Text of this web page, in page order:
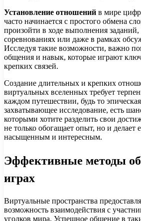
Установление отношений в мире
часто начинается с простого обмена
произойти в ходе выполнения
соревнованиях или даже в рамках
Исследуя такие возможности, важно
общения и навык, которые играют
крепких связей.
Создание длительных и крепких
виртуальных вселенных требует
каждом путешествии, будь то
захватывающее исследование, есть
которыми хотите разделить свои
не только обогащает опыт, но и делает
насыщенным и интересным.
Эффективные методы
играх
Виртуальные пространства
возможность взаимодействия с
уголков мира. Успешное общение в